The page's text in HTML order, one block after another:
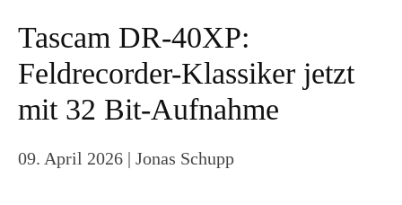
Tascam DR-40XP:
Feldrecorder-Klassiker jetzt
mit 32 Bit-Aufnahme
09. April 2026 | Jonas Schupp